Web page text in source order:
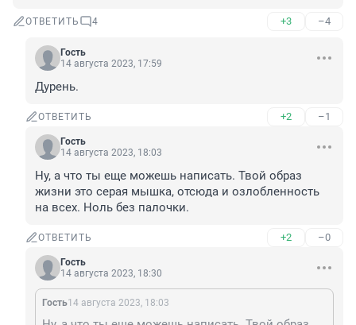
ОТВЕТИТЬ 4 +3 –4
Гость
14 августа 2023, 17:59
Дурень.
ОТВЕТИТЬ +2 –1
Гость
14 августа 2023, 18:03
Ну, а что ты еще можешь написать. Твой образ
жизни это серая мышка, отсюда и озлобленность
на всех. Ноль без палочки.
ОТВЕТИТЬ +2 –0
Гость
14 августа 2023, 18:30
Гость14 августа 2023, 18:03